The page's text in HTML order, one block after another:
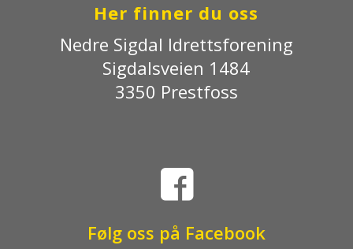
Her finner du oss
Nedre Sigdal Idrettsforening
Sigdalsveien 1484
3350 Prestfoss

Følg oss på Facebook